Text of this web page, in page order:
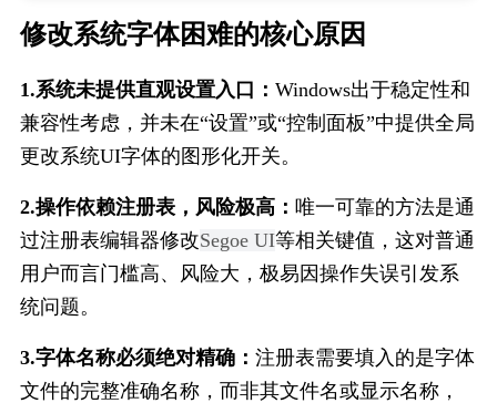
修改系统字体困难的核心原因
1.系统未提供直观设置入口： Windows出于稳定性和
兼容性考虑，并未在“设置”或“控制面板”中提供全局
更改系统UI字体的图形化开关。
2.操作依赖注册表，风险极高： 唯一可靠的方法是通
过注册表编辑器修改Segoe UI等相关键值，这对普通
用户而言门槛高、风险大，极易因操作失误引发系
统问题。
3.字体名称必须绝对精确： 注册表需要填入的是字体
文件的完整准确名称，而非其文件名或显示名称，